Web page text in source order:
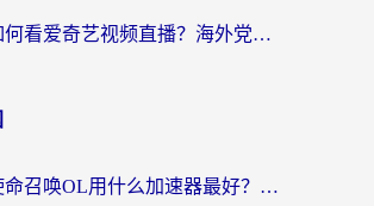
在国外如何看爱奇艺视频直播？海外党亲测有效的回国加速器指南
国外打使命召唤OL用什么加速器最好？海外玩家国服畅玩全攻略（附小众游戏加速技巧）